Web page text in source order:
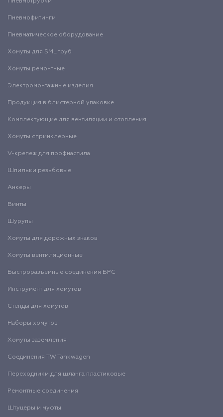
Пневмофитинги
Пневматическое оборудование
Хомуты для SML труб
Хомуты ремонтные
Электромонтажные изделия
Продукция в блистерной упаковке
Комплектующие для вентиляции и отопления
Хомуты спринклерные
V-крепеж для профнастила
Шпильки резьбовые
Анкеры
Винты
Шурупы
Хомуты для дорожных знаков
Хомуты вентиляционные
Быстроразъемные соединения БРС
Инструмент для хомутов
Стенды для хомутов
Наборы хомутов
Хомуты заземления
Соединения TW Tankwagen
Переходники для шланга пластиковые
Ремонтные соединения
Штуцеры и муфты